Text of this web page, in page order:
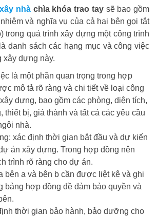
nhàchìa khóa trao taysẽ bao gồm
và nghĩa vụ của cả hai bên gọi tắt
trong quá trình xây dựng một công trình
danh sách các hạng mục và công việc
xây dựng này.
là một phần quan trọng trong hợp
mô tả rõ ràng và chi tiết về loại công
dựng, bao gồm các phòng, diện tích,
thiết bị, giá thành và tất cả các yêu cầu
nhà.
xác định thời gian bắt đầu và dự kiến
án xây dựng. Trong hợp đồng nên
trình rõ ràng cho dự án.
bên a và bên b cần được liệt kê và ghi
bảng hợp đồng đề đảm bảo quyền và
thời gian bảo hành, bảo dưỡng cho